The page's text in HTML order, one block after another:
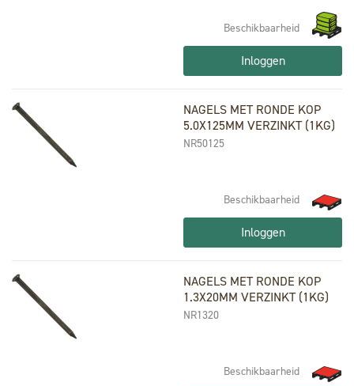
Beschikbaarheid
Inloggen
NAGELS MET RONDE KOP
5.0X125MM VERZINKT (1KG)
NR50125
Beschikbaarheid
Inloggen
NAGELS MET RONDE KOP
1.3X20MM VERZINKT (1KG)
NR1320
Beschikbaarheid